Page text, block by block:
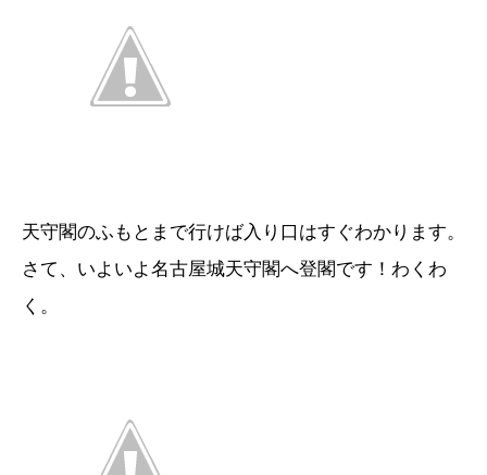
天守閣のふもとまで行けば入り口はすぐわかります。
さて、いよいよ名古屋城天守閣へ登閣です！わくわ
く。